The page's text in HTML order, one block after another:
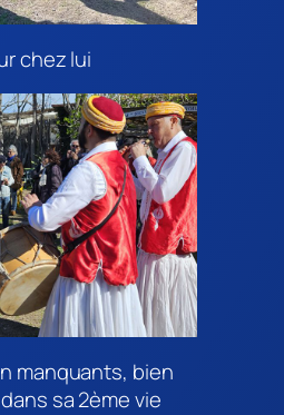
chez lui
manquants, bien
sa 2ème vie